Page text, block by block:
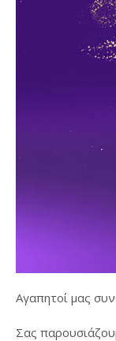
Αγαπητοί μας
Σας